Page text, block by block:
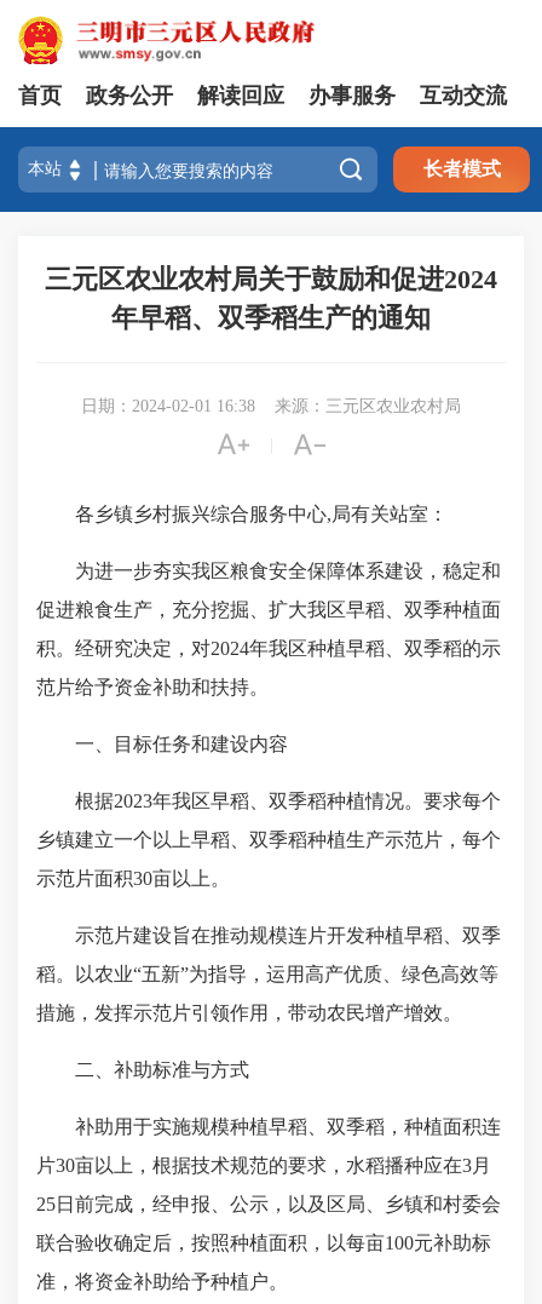
首页 政务公开 解读回应 办事服务 互动交流
 长者模式
三元区农业农村局关于鼓励和促进2024
年早稻、双季稻生产的通知
日期：2024-02-01 16:38 来源：三元区农业农村局
 
各乡镇乡村振兴综合服务中心,局有关站室：
为进一步夯实我区粮食安全保障体系建设，稳定和
促进粮食生产，充分挖掘、扩大我区早稻、双季种植面
积。经研究决定，对2024年我区种植早稻、双季稻的示
范片给予资金补助和扶持。
一、目标任务和建设内容
根据2023年我区早稻、双季稻种植情况。要求每个
乡镇建立一个以上早稻、双季稻种植生产示范片，每个
示范片面积30亩以上。
示范片建设旨在推动规模连片开发种植早稻、双季
稻。以农业“五新”为指导，运用高产优质、绿色高效等
措施，发挥示范片引领作用，带动农民增产增效。
二、补助标准与方式
补助用于实施规模种植早稻、双季稻，种植面积连
片30亩以上，根据技术规范的要求，水稻播种应在3月
25日前完成，经申报、公示，以及区局、乡镇和村委会
联合验收确定后，按照种植面积，以每亩100元补助标
准，将资金补助给予种植户。